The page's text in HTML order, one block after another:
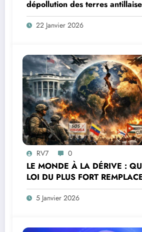
dépollution des terres
sanitaire, environnemental et
démocratique
22 Janvier 2026
RV7 0
LE MONDE À LA DÉRIVE :
LOI DU PLUS FORT
MORALE ET LE DROIT
5 Janvier 2026